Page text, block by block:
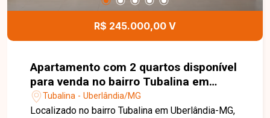
tranquilidade para os moradores. Uma excelente
oportunidade para quem busca morar bem ou
investir em uma das melhores regiões de
informações e agende sua visita.
R$ 245.000,00 V
Apartamento com 2 quartos disponível
para venda no bairro Tubalina em
Uberlândia-MG
Tubalina - Uberlândia/MG
Localizado no bairro Tubalina em Uberlândia-MG,